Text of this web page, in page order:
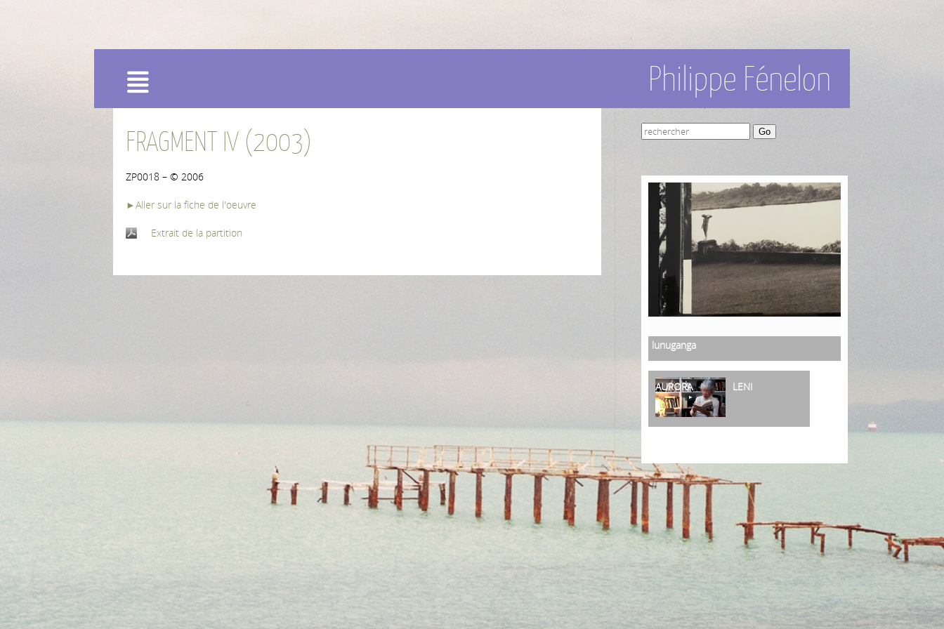
Philippe Fénelon
FRAGMENT IV (2003)
ZP0018 – © 2006
►Aller sur la fiche de l'oeuvre
Extrait de la partition
Go
lunuganga
AURORA LENI